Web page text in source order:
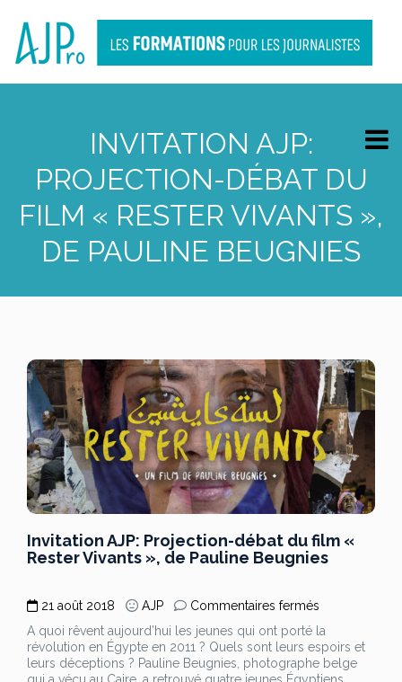
INVITATION AJP:
PROJECTION-DÉBAT DU
FILM « RESTER VIVANTS »,
DE PAULINE BEUGNIES
Invitation AJP: Projection-débat du film «
Rester Vivants », de Pauline Beugnies
21 août 2018 AJP Commentaires fermés
AJP:
Projection-
débat
A quoi rêvent aujourd’hui les jeunes qui ont porté la
révolution en Égypte en 2011 ? Quels sont leurs espoirs et
leurs déceptions ? Pauline Beugnies, photographe belge